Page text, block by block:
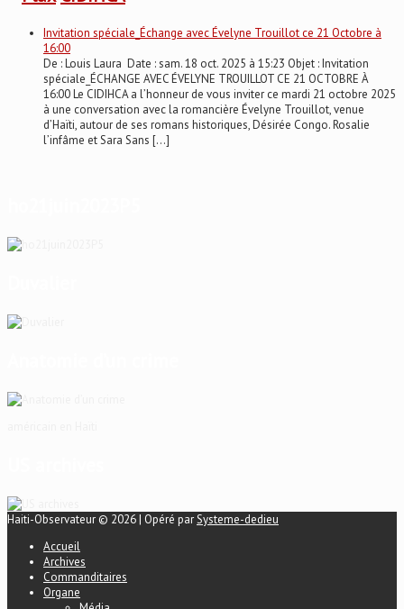
Invitation spéciale_Échange avec Évelyne Trouillot ce 21 Octobre à
16:00
De : Louis Laura Date : sam. 18 oct. 2025 à 15:23 Objet : Invitation
spéciale_ÉCHANGE AVEC ÉVELYNE TROUILLOT CE 21 OCTOBRE À
16:00 Le CIDIHCA a l’honneur de vous inviter ce mardi 21 octobre 2025
à une conversation avec la romancière Évelyne Trouillot, venue
d’Haïti, autour de ses romans historiques, Désirée Congo. Rosalie
l’infâme et Sara Sans […]
Haiti-Observateur © 2026 | Opéré parSysteme-dedieu
Accueil
Archives
Commanditaires
Organe